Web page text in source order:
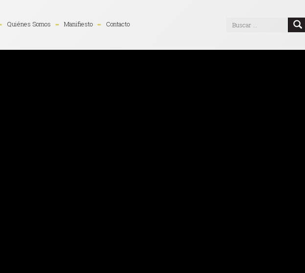
Quiénes Somos Manifiesto Contacto